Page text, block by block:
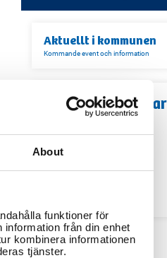
About
funktioner för
från din enhet
kombinera informationen
tjänster.
Aktuellt i kommunen
Kommande event och information
Relaterade länkar
Servicekontor
Bibliotek
Idrottsanläggningar